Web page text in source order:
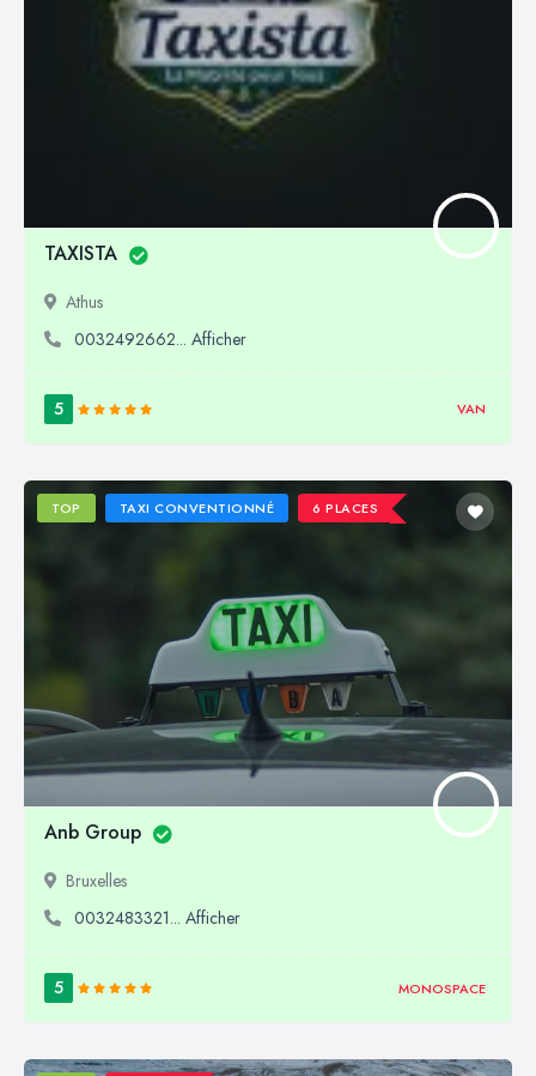
TAXISTA
Athus
0032492662... Afficher
5 VAN
TOP TAXI CONVENTIONNÉ 6 PLACES
Anb Group
Bruxelles
0032483321... Afficher
5 MONOSPACE